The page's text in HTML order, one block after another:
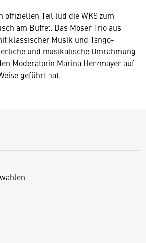
offiziellen Teil lud die WKS zum
am Buffet. Das Moser Trio aus
klassischer Musik und Tango-
und musikalische Umrahmung
Moderatorin Marina Herzmayer auf
geführt hat.